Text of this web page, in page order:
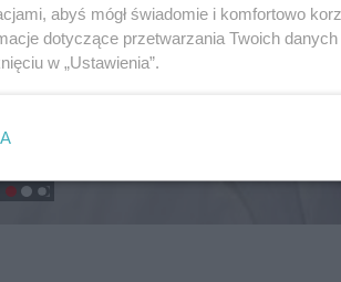
abyś mógł świadomie i komfortowo
dotyczące przetwarzania Twoich
w „Ustawienia”.